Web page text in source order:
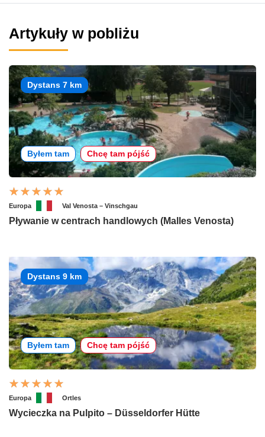
Artykuły w pobliżu
Dystans 7 km
Byłem tam Chcę tam pójść
Europa Val Venosta – Vinschgau
Pływanie w centrach handlowych (Malles Venosta)
Dystans 9 km
Byłem tam Chcę tam pójść
Europa Ortles
Wycieczka na Pulpito – Düsseldorfer Hütte